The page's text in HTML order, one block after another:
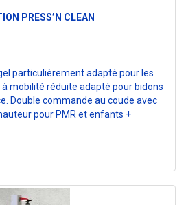
PRESS’N CLEAN
particulièrement adapté pour les
mobilité réduite adapté pour bidons
Double commande au coude avec
pour PMR et enfants +